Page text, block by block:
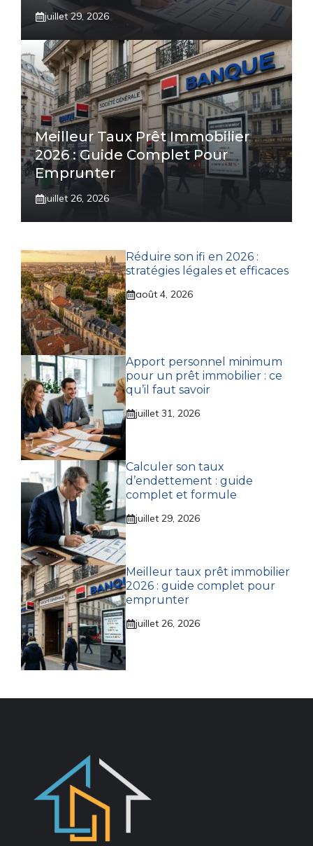
juillet 29, 2026
Meilleur Taux Prêt Immobilier
2026 : Guide Complet Pour
Emprunter
juillet 26, 2026
Réduire son ifi en 2026 :
stratégies légales et efficaces
août 4, 2026
Apport personnel minimum
pour un prêt immobilier : ce
qu’il faut savoir
juillet 31, 2026
Calculer son taux
d’endettement : guide
complet et formule
juillet 29, 2026
Meilleur taux prêt immobilier
2026 : guide complet pour
emprunter
juillet 26, 2026